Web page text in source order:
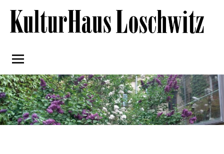
content
Loschwitz